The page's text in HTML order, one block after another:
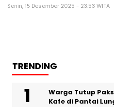
Senin, 15 Desember 2025 - 23:53 WITA
TRENDING
Warga Tutup
Kafe di Pantai